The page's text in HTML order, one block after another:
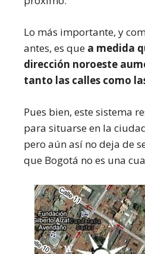
Lo más importante, y
antes, es que a medida
dirección noroeste
tanto las calles como
Pues bien, este sistema
para situarse en la
pero aún así no deja de
que Bogotá no es una